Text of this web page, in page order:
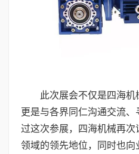
此次展会不仅是四海机
更是与各界同仁沟通交流
过这次参展，四海机械再
领域的领先地位，同时也向